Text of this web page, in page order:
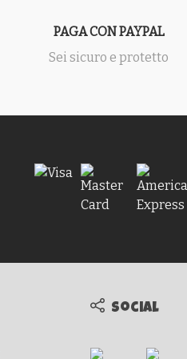
PAGA CON PAYPAL
Sei sicuro e protetto
Social